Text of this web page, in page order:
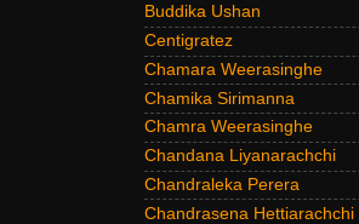
Buddika Ushan
Centigratez
Chamara Weerasinghe
Chamika Sirimanna
Chamra Weerasinghe
Chandana Liyanarachchi
Chandraleka Perera
Chandrasena Hettiarachchi